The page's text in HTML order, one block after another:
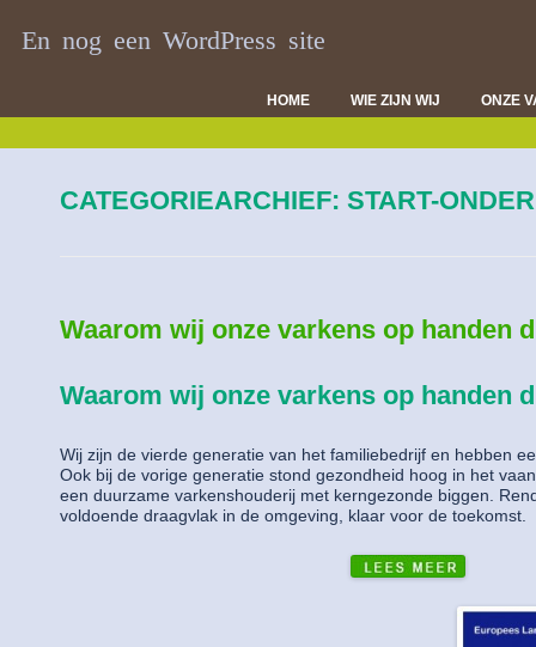
En nog een WordPress site
HOME WIE ZIJN WIJ ONZE
CATEGORIEARCHIEF: START-ONDER
Waarom wij onze varkens op handen
Waarom wij onze varkens op handen
Wij zijn de vierde generatie van het familiebedrijf en hebben
Ook bij de vorige generatie stond gezondheid hoog in het
een duurzame varkenshouderij met kerngezonde biggen.
voldoende draagvlak in de omgeving, klaar voor de toekomst.